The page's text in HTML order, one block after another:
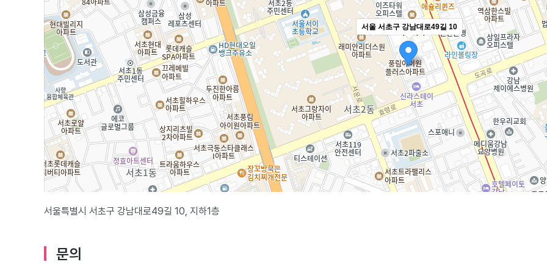
서울 서초구 강남대로49길 10
서울특별시 서초구 강남대로49길 10, 지하1층
문의